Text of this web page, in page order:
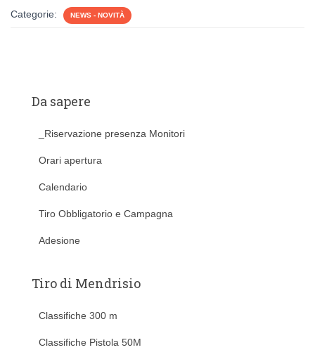
Categorie: NEWS - NOVITÀ
Da sapere
_Riservazione presenza Monitori
Orari apertura
Calendario
Tiro Obbligatorio e Campagna
Adesione
Tiro di Mendrisio
Classifiche 300 m
Classifiche Pistola 50M